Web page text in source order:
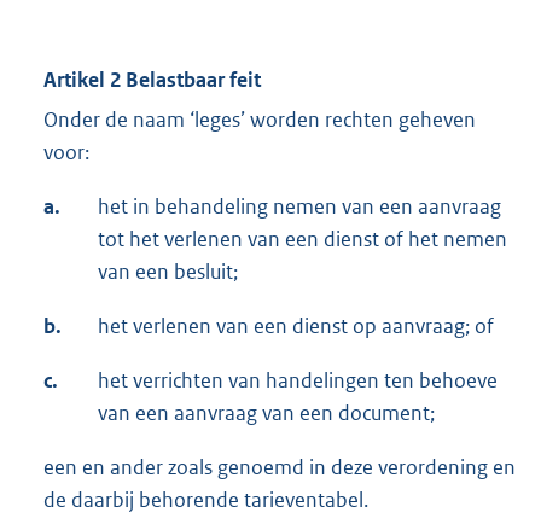
Artikel 2 Belastbaar feit
Onder de naam ‘leges’ worden rechten geheven
voor:
a.
het in behandeling nemen van een aanvraag
tot het verlenen van een dienst of het nemen
van een besluit;
b. het verlenen van een dienst op aanvraag; of
c.
het verrichten van handelingen ten behoeve
van een aanvraag van een document;
een en ander zoals genoemd in deze verordening en
de daarbij behorende tarieventabel.